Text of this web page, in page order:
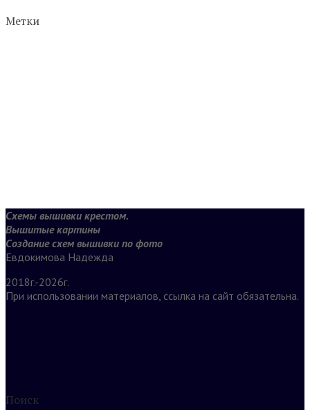
Метки
Схемы вышивки крестом.
Вышитые картины
Создание схем вышивки по фото
Евдокимова Надежда
2018г.-2026г.
При использовании материалов, ссылка на сайт обязательна.
Поиск